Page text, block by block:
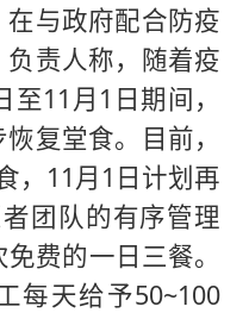
与政府配合防疫
责人称，随着疫
11月1日期间，
复堂食。目前，
，11月1日计划再
团队的有序管理
费的一日三餐。
每天给予50~100